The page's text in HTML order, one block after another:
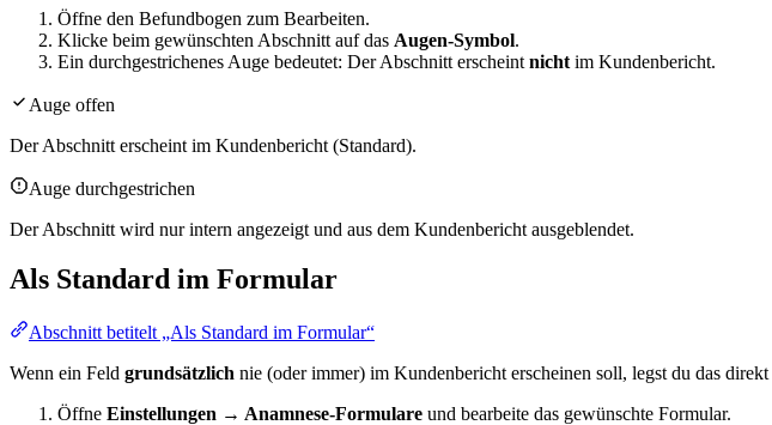
Öffne den Befundbogen zum Bearbeiten.
Klicke beim gewünschten Abschnitt auf das Augen-Symbol.
Ein durchgestrichenes Auge bedeutet: Der Abschnitt erscheint nicht im Kundenbericht.
Auge offen
Der Abschnitt erscheint im Kundenbericht (Standard).
Auge durchgestrichen
Der Abschnitt wird nur intern angezeigt und aus dem Kundenbericht ausgeblendet.
Als Standard im Formular
Abschnitt betitelt „Als Standard im Formular“
Wenn ein Feld grundsätzlich nie (oder immer) im Kundenbericht erscheinen soll, legst du das
Öffne Einstellungen → Anamnese-Formulare und bearbeite das gewünschte Formular.